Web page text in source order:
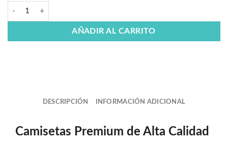
AÑADIR AL CARRITO
DESCRIPCIÓN INFORMACIÓN ADICIONAL
Camisetas Premium de Alta Calidad